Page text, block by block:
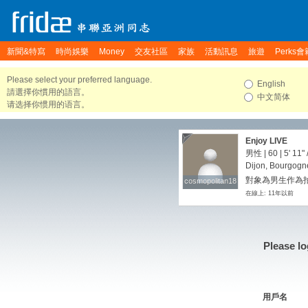
新聞&特寫 時尚娛樂 Money 交友社區 家族 活動訊息 旅遊 Perks會
Please select your preferred language.
請選擇你慣用的語言。
请选择你惯用的语言。
English
中文简体
cosmopolitan18
cosmopolitan18
Enjoy LIVE
男性 | 60 | 5' 11"
Dijon,
對象為男生作為
在線上: 11年以前
Please
用戶名